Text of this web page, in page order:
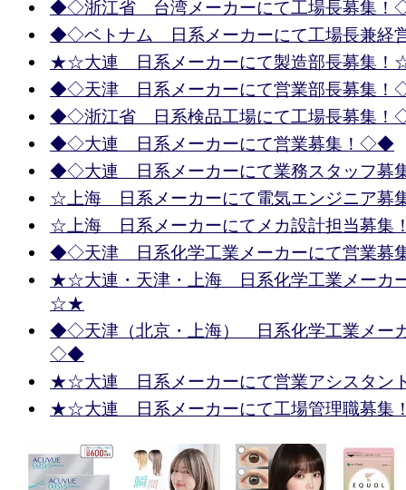
◆◇浙江省 台湾メーカーにて工場長募集
◆◇ベトナム 日系メーカーにて工場長兼経
★☆大連 日系メーカーにて製造部長募集
◆◇天津 日系メーカーにて営業部長募集
◆◇浙江省 日系検品工場にて工場長募集
◆◇大連 日系メーカーにて営業募集！◇◆
◆◇大連 日系メーカーにて業務スタッフ
☆上海 日系メーカーにて電気エンジニア募
☆上海 日系メーカーにてメカ設計担当募集
◆◇天津 日系化学工業メーカーにて営業
★☆大連・天津・上海 日系化学工業メーカ
☆★
◆◇天津（北京・上海） 日系化学工業メー
◇◆
★☆大連 日系メーカーにて営業アシスタン
★☆大連 日系メーカーにて工場管理職募